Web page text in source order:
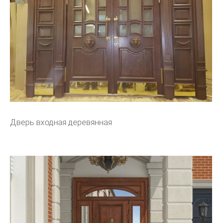
Дверь входная деревянная